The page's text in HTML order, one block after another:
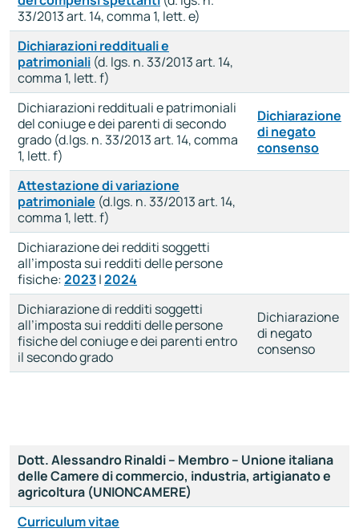
33/2013 art. 14, comma 1, lett. e)
Dichiarazioni reddituali e
patrimoniali (d. lgs. n. 33/2013 art. 14,
comma 1, lett. f)
Dichiarazioni reddituali e patrimoniali
del coniuge e dei parenti di secondo
grado (d.lgs. n. 33/2013 art. 14, comma
1, lett. f)
Dichiarazione
di negato
consenso
Attestazione di variazione
patrimoniale (d.lgs. n. 33/2013 art. 14,
comma 1, lett. f)
Dichiarazione dei redditi soggetti
all’imposta sui redditi delle persone
fisiche:2023|2024
Dichiarazione di redditi soggetti
all’imposta sui redditi delle persone
fisiche del coniuge e dei parenti entro
il secondo grado
Dichiarazione
di negato
consenso
Dott. Alessandro Rinaldi – Membro – Unione italiana
delle Camere di commercio, industria, artigianato e
agricoltura (UNIONCAMERE)
Curriculum vitae